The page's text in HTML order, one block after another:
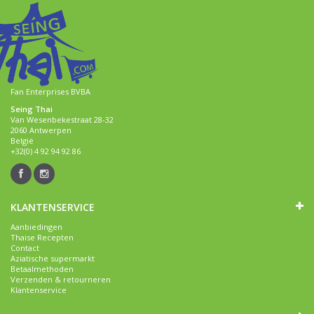
Fan Enterprises BVBA
Seing Thai
Van Wesenbekestraat 28-32
2060 Antwerpen
België
+32(0) 4 92 94 92 86
KLANTENSERVICE
Aanbiedingen
Thaise Recepten
Contact
Aziatische supermarkt
Betaalmethoden
Verzenden & retourneren
Klantenservice